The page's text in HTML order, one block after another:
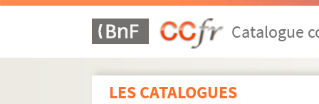
Catalogue
LES CATALOGUES